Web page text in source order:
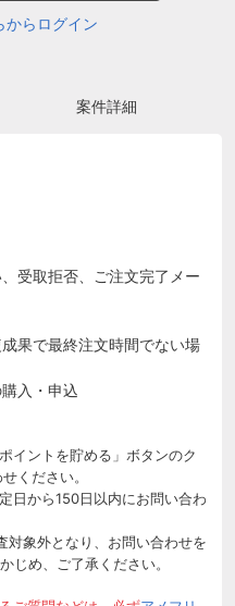
からログイン
案件詳細
受取拒否、ご注文完了メー
果で最終注文時間でない場
入・申込
イントを貯める」ボタンのク
ください。
日から150日以内にお問い合わ
対象外となり、お問い合わせを
じめ、ご了承ください。